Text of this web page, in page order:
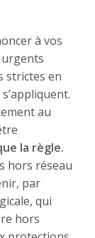
à vos
strictes en
au
la règle.
hors réseau
par
qui
hors